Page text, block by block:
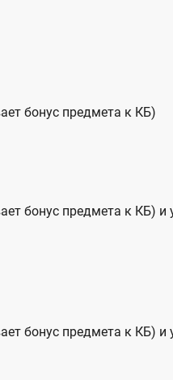
бонус предмета к КБ)
бонус предмета к КБ) и
бонус предмета к КБ) и